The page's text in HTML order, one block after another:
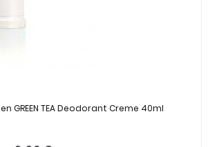
GREEN TEA Deodorant Creme 40ml